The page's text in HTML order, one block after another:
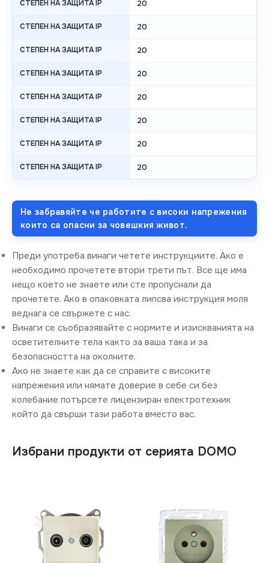
СТЕПЕН НА ЗАЩИТА IP 20
СТЕПЕН НА ЗАЩИТА IP 20
СТЕПЕН НА ЗАЩИТА IP 20
СТЕПЕН НА ЗАЩИТА IP 20
СТЕПЕН НА ЗАЩИТА IP 20
СТЕПЕН НА ЗАЩИТА IP 20
СТЕПЕН НА ЗАЩИТА IP 20
СТЕПЕН НА ЗАЩИТА IP 20
Не забравяйте че работите с високи напрежения
които са опасни за човешкия живот.
Преди употреба винаги четете инструкциите. Ако е
необходимо прочетете втори трети път. Все ще има
нещо което не знаете или сте пропуснали да
прочетете. Ако в опаковката липсва инструкция моля
веднага се свържете с нас.
Винаги се съобразявайте с нормите и изискванията на
осветителните тела както за ваша така и за
безопасността на околните.
Ако не знаете как да се справите с високите
напрежения или нямате доверие в себе си без
колебание потърсете лицензиран електротехник
който да свърши тази работа вместо вас.
Избрани продукти от серията DOMO